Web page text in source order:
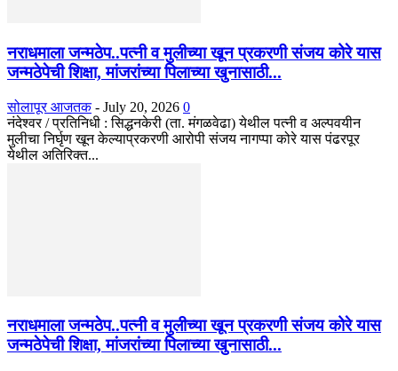
नराधमाला जन्मठेप..पत्नी व मुलीच्या खून प्रकरणी संजय कोरे यास
जन्मठेपेची शिक्षा, मांजरांच्या पिलाच्या खुनासाठी...
सोलापूर आजतक - July 20, 2026 0
नंदेश्वर / प्रतिनिधी : सिद्धनकेरी (ता. मंगळवेढा) येथील पत्नी व अल्पवयीन
मुलीचा निर्घृण खून केल्याप्रकरणी आरोपी संजय नागप्पा कोरे यास पंढरपूर
येथील अतिरिक्त...
नराधमाला जन्मठेप..पत्नी व मुलीच्या खून प्रकरणी संजय कोरे यास
जन्मठेपेची शिक्षा, मांजरांच्या पिलाच्या खुनासाठी...